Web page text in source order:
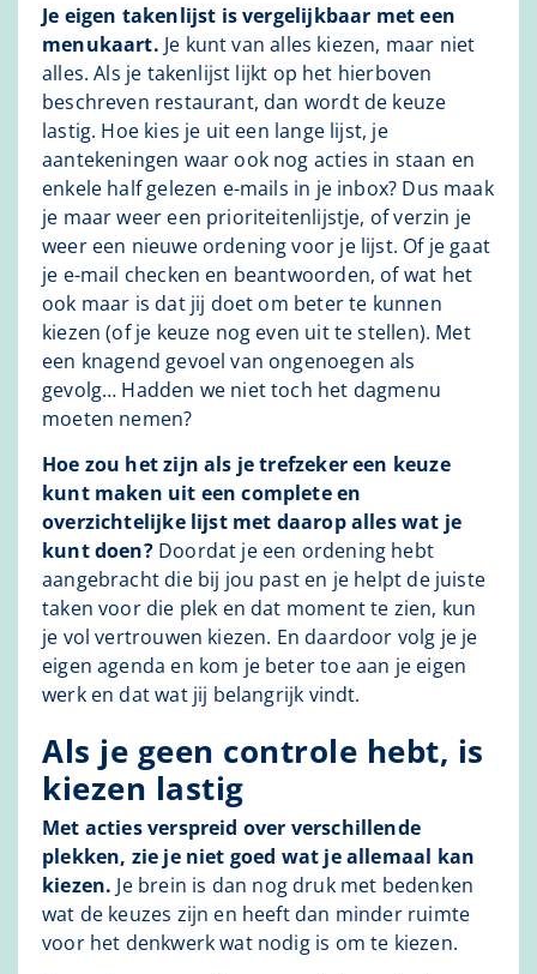
Je eigen takenlijst is vergelijkbaar met een
menukaart. Je kunt van alles kiezen, maar niet
alles. Als je takenlijst lijkt op het hierboven
beschreven restaurant, dan wordt de keuze
lastig. Hoe kies je uit een lange lijst, je
aantekeningen waar ook nog acties in staan en
enkele half gelezen e-mails in je inbox? Dus maak
je maar weer een prioriteitenlijstje, of verzin je
weer een nieuwe ordening voor je lijst. Of je gaat
je e-mail checken en beantwoorden, of wat het
ook maar is dat jij doet om beter te kunnen
kiezen (of je keuze nog even uit te stellen). Met
een knagend gevoel van ongenoegen als
gevolg… Hadden we niet toch het dagmenu
moeten nemen?
Hoe zou het zijn als je trefzeker een keuze
kunt maken uit een complete en
overzichtelijke lijst met daarop alles wat je
kunt doen?Doordat je een ordening hebt
aangebracht die bij jou past en je helpt de juiste
taken voor die plek en dat moment te zien, kun
je vol vertrouwen kiezen. En daardoor volg je je
eigen agenda en kom je beter toe aan je eigen
werk en dat wat jij belangrijk vindt.
Als je geen controle hebt, is
kiezen lastig
Met acties verspreid over verschillende
plekken, zie je niet goed wat je allemaal kan
kiezen. Je brein is dan nog druk met bedenken
wat de keuzes zijn en heeft dan minder ruimte
voor het denkwerk wat nodig is om te kiezen.